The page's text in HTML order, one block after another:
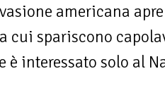
americana
cui spariscono
è interessato solo al